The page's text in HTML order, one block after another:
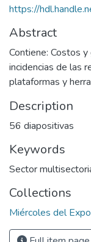
https://
Abstract
Contiene: Costos
incidencias de las
plataformas y
Description
56 diapositivas
Keywords
Sector
Collections
Miércoles del